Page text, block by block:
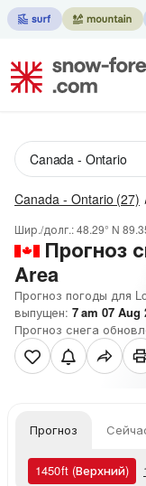
Canada - Ontario (27)
Шир./долг.:48.29° N
Прогноз
Area
Прогноз погоды для
выпущен: 7 am 07 Aug
Прогноз снега
Прогноз
1450ft (Верхний)